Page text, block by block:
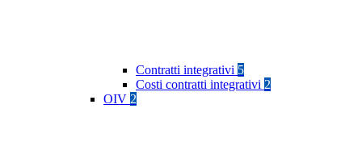
Contratti integrativi 5
Costi contratti integrativi 2
OIV 2